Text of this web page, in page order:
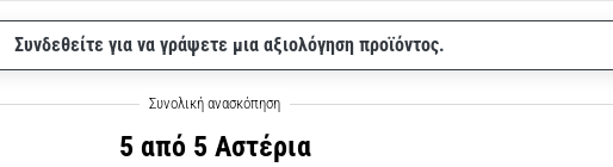
Συνδεθείτε για να γράψετε μια αξιολόγηση προϊόντος.
5 από 5 Αστέρια